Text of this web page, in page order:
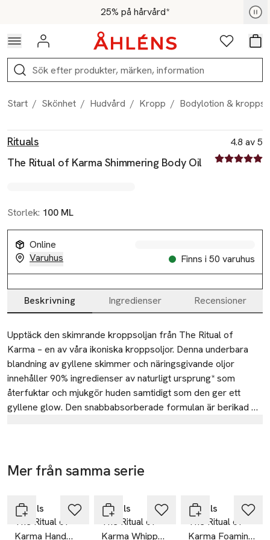
Hoppa till navigationsmenyn25% på hårvård*
För medlemmar - Shoppa nu
Logga in Favoriter
Sök
Start / Skönhet / Hudvård / Kropp / Bodylotion &
Rituals
The Ritual of Karma Shimmering Body Oil
4.8 av 5
4.8 av fem
Storlek: 100 ML
Online
Varuhus
Finns i 50 varuhus
Beskrivning Ingredienser Recensioner
Beskrivning
Upptäck den skimrande kroppsoljan från The Ritual of
Karma – en av våra ikoniska kroppsoljor. Denna underbara
blandning av gyllene skimmer och näringsgivande oljor
innehåller 90% ingredienser av naturligt ursprung* som
återfuktar och mjukgör huden samtidigt som den ger ett
gyllene glow. Den snabbabsorberade formulan är berikad
Herengracht 541
1017 BW Amsterdam
Mobilnummer
SKU: 66588791
Mer från samma serie
Gåva på
Rituals
The Ritual of
Karma Hand
Gåva på
Rituals
The Ritual of
Karma Whipped
Rituals
The Ritual of
Karma Foaming